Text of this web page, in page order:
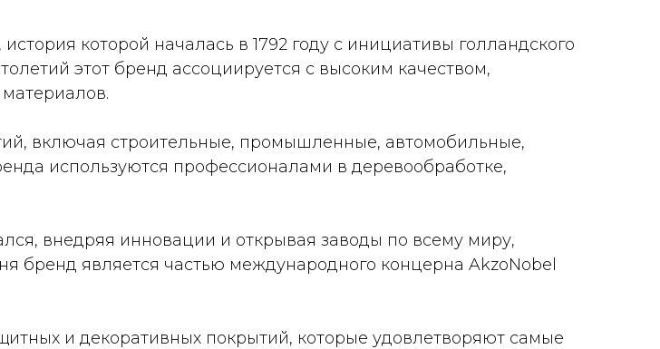
которой началась в 1792 году с инициативы голландского
этот бренд ассоциируется с высоким качеством,
включая строительные, промышленные, автомобильные,
используются профессионалами в деревообработке,
внедряя инновации и открывая заводы по всему миру,
бренд является частью международного концерна AkzoNobel
и декоративных покрытий, которые удовлетворяют самые